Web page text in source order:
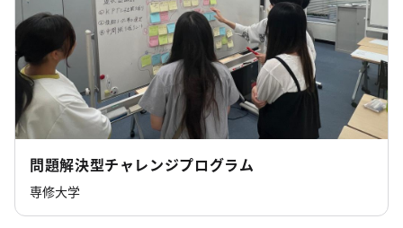
問題解決型チャレンジプログラム
専修大学